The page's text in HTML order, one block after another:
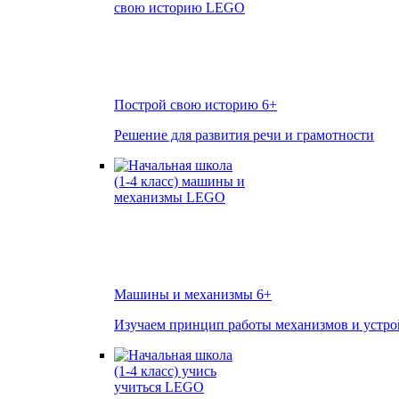
Построй свою историю 6+
Решение для развития речи и грамотности
Машины и механизмы 6+
Изучаем принцип работы механизмов и